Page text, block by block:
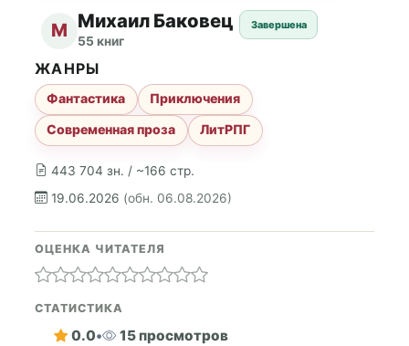
М Михаил Баковец
55 книг
Завершена
443 704 зн. / ~166 стр.
19.06.2026 (обн. 06.08.2026)
ЖАНРЫ
Фантастика
Приключения
Современная проза
ЛитРПГ
ОЦЕНКА ЧИТАТЕЛЯ
СТАТИСТИКА
0.0• 15 просмотров